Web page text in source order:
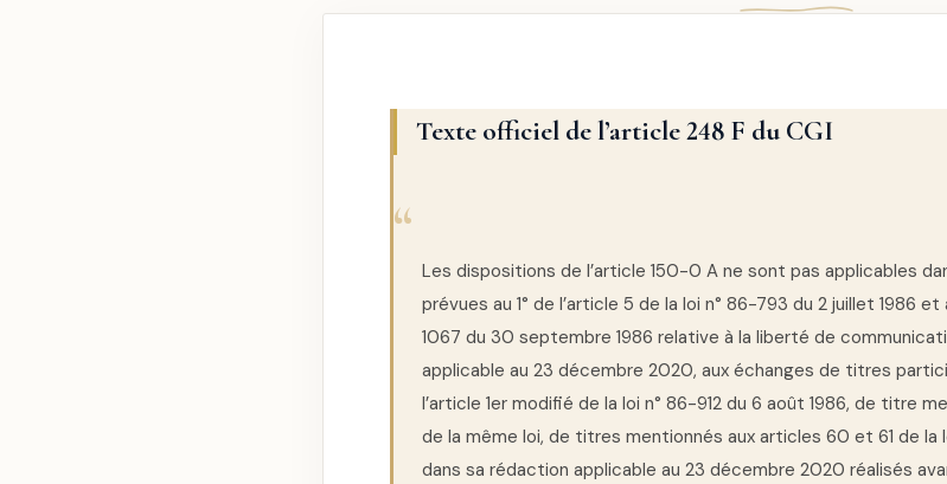
Texte officiel de l’article 248 F du CGI
Les dispositions de l’article 150-0 A ne sont pas applicables
prévues au 1° de l’article 5 de la loi n° 86-793 du 2 juillet 1986
1067 du 30 septembre 1986 relative à la liberté de
applicable au 23 décembre 2020, aux échanges de titres
l’article 1er modifié de la loi n° 86-912 du 6 août 1986, de titre
de la même loi, de titres mentionnés aux articles 60 et 61 de la
dans sa rédaction applicable au 23 décembre 2020 réalisés